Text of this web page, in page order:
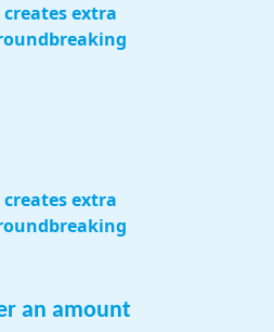
extra
extra
an amount